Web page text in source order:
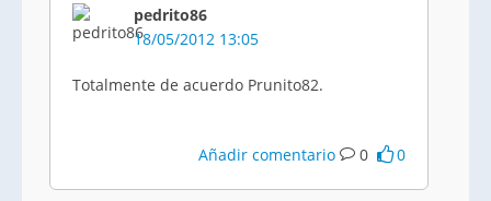
pedrito86
18/05/2012 13:05
Totalmente de acuerdo Prunito82.
Añadir comentario 0 0